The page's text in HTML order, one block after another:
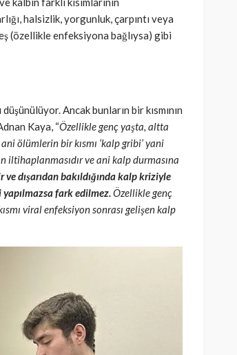
halsizlik, yorgunluk, çarpıntı veya
(özellikle enfeksiyona bağlıysa) gibi
Ancak bunların bir kısmının
Kaya, “Özellikle genç yaşta, altta
ölümlerin bir kısmı ‘kalp gribi’ yani
ve ani kalp durmasına
dışarıdan bakıldığında kalp kriziyle
yapılmazsa fark edilmez.Özellikle genç
viral enfeksiyon sonrası gelişen kalp